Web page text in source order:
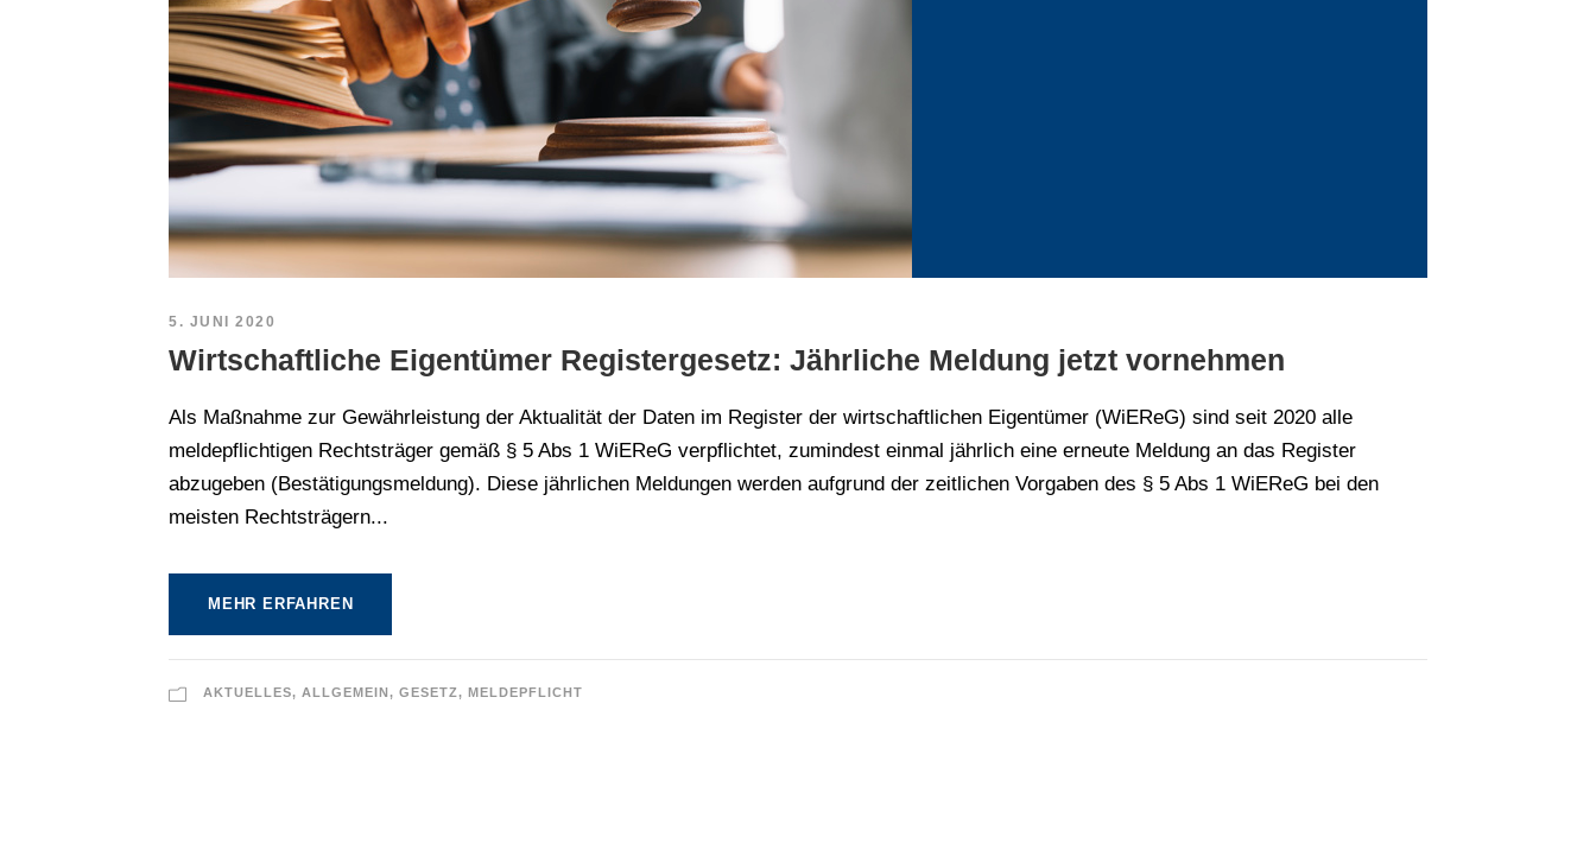
5. JUNI 2020
Wirtschaftliche Eigentümer Registergesetz: Jährliche Meldung jetzt vornehmen
Als Maßnahme zur Gewährleistung der Aktualität der Daten im Register der wirtschaftlichen Eigentümer (WiEReG) sind seit 2020 alle
meldepflichtigen Rechtsträger gemäß § 5 Abs 1 WiEReG verpflichtet, zumindest einmal jährlich eine erneute Meldung an das Register
abzugeben (Bestätigungsmeldung). Diese jährlichen Meldungen werden aufgrund der zeitlichen Vorgaben des § 5 Abs 1 WiEReG bei den
meisten Rechtsträgern...
MEHR ERFAHREN
AKTUELLES, ALLGEMEIN, GESETZ, MELDEPFLICHT